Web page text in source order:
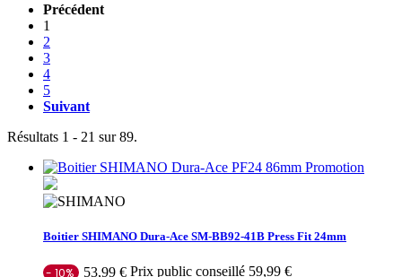
Précédent
1
2
3
4
5
Suivant
Résultats 1 - 21 sur 89.
Promotion
Boitier SHIMANO Dura-Ace SM-BB92-41B Press Fit 24mm
- 10% 53,99 € Prix public conseillé 59,99 €